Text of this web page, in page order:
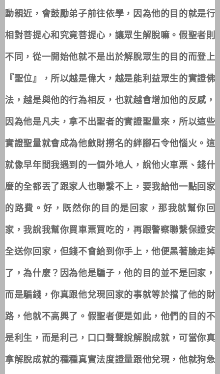
動親近，會鼓勵弟子前往依學，因為他的目的就是行
相對菩提心和究竟菩提心，讓眾生解脫嘛。假聖者則
不同，從一開始他就不是出於解脫眾生的目的而登上
『聖位』，所以越是偉大，越是能利益眾生的實證佛
法，越是與他的行為相反，也就越會增加他的反感，
因為他是凡夫，拿不出聖者的實證聖量來，所以這些
實證聖量就會成為他斂財撈名的絆腳石令他惱火。這
就像早年間我遇到的一個外地人，說他火車票、錢什
麼的全都丟了跟家人也聯繫不上，要我給他一點回家
的路費。好，既然你的目的是回家，那我就幫你回
家，我說我幫你買車票買吃的，再跟警察聯繫保證安
全送你回家，但錢不會給到你手上，他便黑著臉走掉
了，為什麼？因為他是騙子，他的目的並不是回家，
而是騙錢，你真跟他兌現回家的事就等於擋了他的財
路，他就不高興了。假聖者便是如此，他們的目的不
是利生，而是利己，口口聲聲說解脫成就，可當你真
拿解脫成就的種種真實法度證量跟他兌現，他就狗急